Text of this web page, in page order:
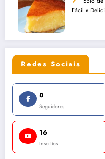
Fácil e
Redes Sociais
8
Seguidores
16
Inscritos